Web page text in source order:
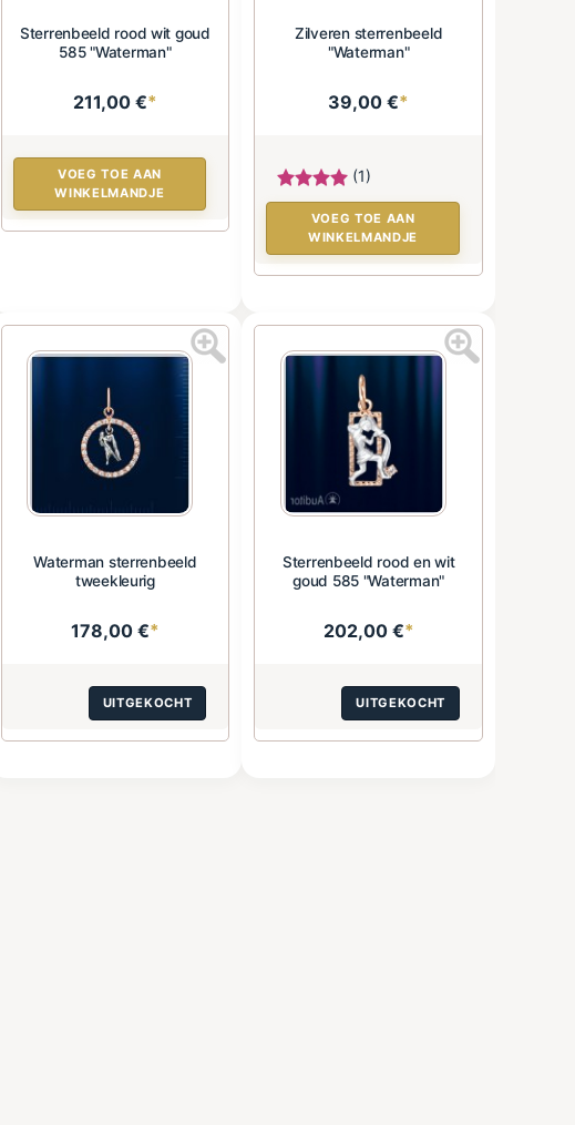
Sterrenbeeld rood wit goud
585 "Waterman"
211,00 €*
VOEG TOE AAN
WINKELMANDJE
Zilveren sterrenbeeld
"Waterman"
39,00 €*
(1)
VOEG TOE AAN
WINKELMANDJE
Waterman sterrenbeeld
tweekleurig
178,00 €*
UITGEKOCHT
Sterrenbeeld rood en wit
goud 585 "Waterman"
202,00 €*
UITGEKOCHT